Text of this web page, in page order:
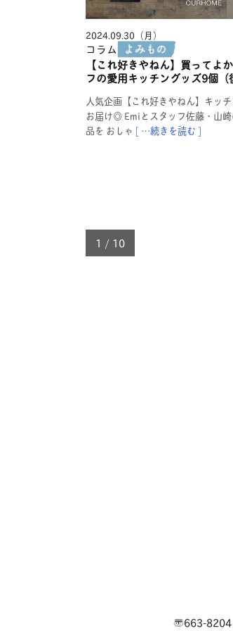
2024.09.30（月）
コラム
【これ好きやねん】買ってよ
フの愛用キッチングッズ9個（
人気企画【これ好きやねん】キッ
お届け◎ Emiとスタッフ佐藤・山
品を おしゃ [ …続きを読む ]
1 / 10
〒663-